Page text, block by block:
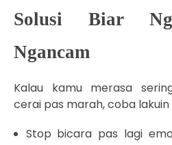
Solusi Biar
Ngancam
Kalau kamu merasa
cerai pas marah, coba lakuin
Stop bicara pas lagi